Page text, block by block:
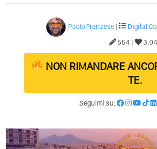
Paolo Franzese| Digital
554 |
NON RIMANDARE
TE.
Seguimi su: